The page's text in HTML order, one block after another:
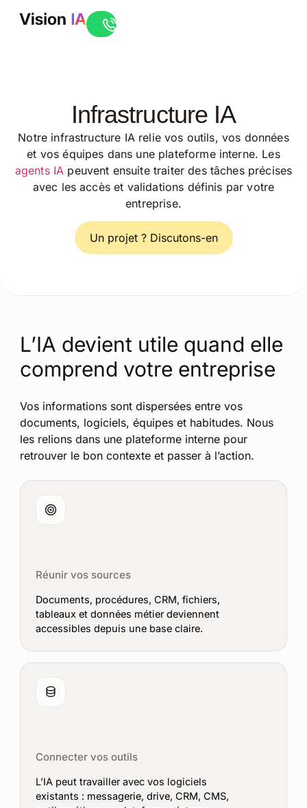
Ouvrir le live chat
Infrastructure IA
Notre infrastructure IA relie vos outils, vos données
et vos équipes dans une plateforme interne. Les
agents IA peuvent ensuite traiter des tâches précises
avec les accès et validations définis par votre
entreprise.
Un projet ? Discutons-en
L’IA devient utile quand elle
comprend votre entreprise
Vos informations sont dispersées entre vos
documents, logiciels, équipes et habitudes. Nous
les relions dans une plateforme interne pour
retrouver le bon contexte et passer à l’action.
Réunir vos sources
Documents, procédures, CRM, fichiers,
tableaux et données métier deviennent
accessibles depuis une base claire.
Connecter vos outils
L’IA peut travailler avec vos logiciels
existants : messagerie, drive, CRM, CMS,